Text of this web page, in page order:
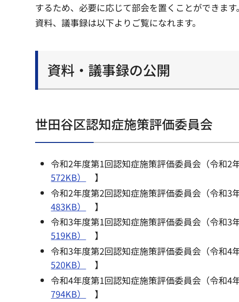
するため、必要に応じて部会を置くことができます。
資料、議事録は以下よりご覧になれます。
資料・議事録の公開
世田谷区認知症施策評価委員会
令和2年度第1回認知症施策評価委員会（令和2
572KB）
】
令和2年度第2回認知症施策評価委員会（令和3
483KB）
】
令和3年度第1回認知症施策評価委員会（令和3
519KB）
】
令和3年度第2回認知症施策評価委員会（令和4
520KB）
】
令和4年度第1回認知症施策評価委員会（令和4
794KB）
】